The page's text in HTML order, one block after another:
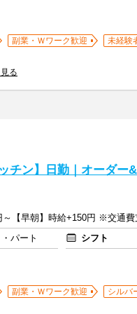
副業・Ｗワーク歓迎
未経験
る
チン】日勤｜オーダー
～【早朝】時給+150円 ※交通費
パート シフト
副業・Ｗワーク歓迎
シルバ